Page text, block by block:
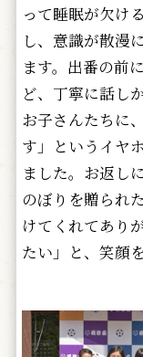
って睡眠が欠け
し、意識が散漫
ます。出番の前
ど、丁寧に話し
お子さんたちに
す」というイヤ
ました。お返し
のぼりを贈られ
けてくれてあり
たい」と、笑顔